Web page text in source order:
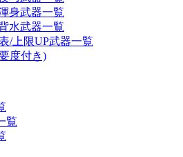
身武器一覧
水武器一覧
/上限UP武器一覧
度付き)
覧